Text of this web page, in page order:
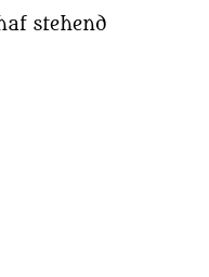
stehend